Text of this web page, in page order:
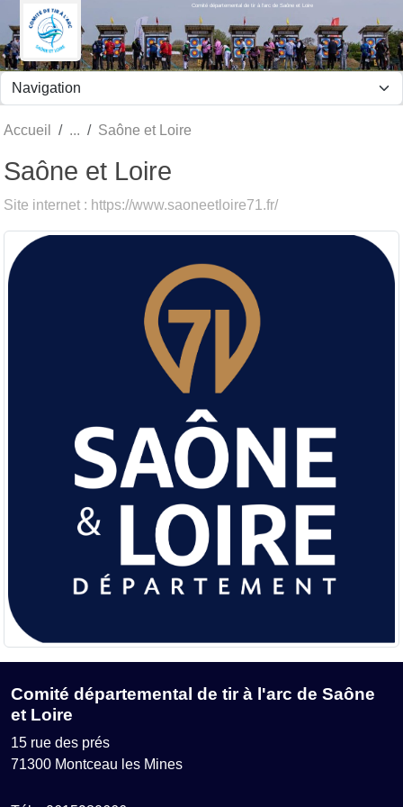
Comité départemental de tir à l'arc de Saône et Loire
Accueil Saône et Loire
Saône et Loire
Site internet : https://www.saoneetloire71.fr/
Comité départemental de tir à l'arc de Saône
et Loire
15 rue des prés
71300 Montceau les Mines
Panneau de gestion des cookies